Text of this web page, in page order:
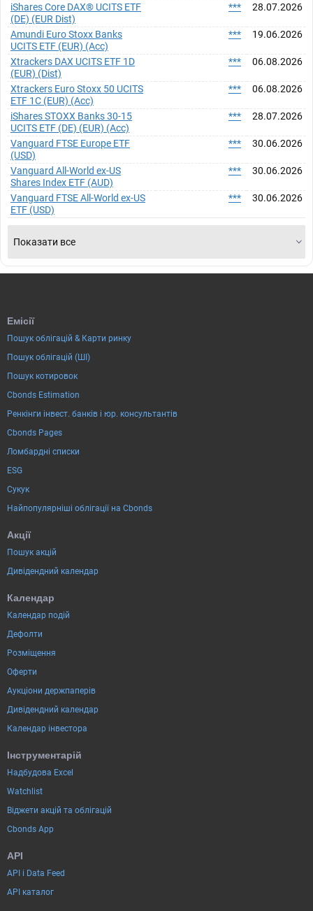
iShares Core DAX® UCITS ETF
(DE) (EUR Dist)
*** 28.07.2026
Amundi Euro Stoxx Banks
UCITS ETF (EUR) (Acc)
*** 19.06.2026
Xtrackers DAX UCITS ETF 1D
(EUR) (Dist)
*** 06.08.2026
Xtrackers Euro Stoxx 50 UCITS
ETF 1C (EUR) (Acc)
*** 06.08.2026
iShares STOXX Banks 30-15
UCITS ETF (DE) (EUR) (Acc)
*** 28.07.2026
Vanguard FTSE Europe ETF
(USD)
*** 30.06.2026
Vanguard All-World ex-US
Shares Index ETF (AUD)
*** 30.06.2026
Vanguard FTSE All-World ex-US
ETF (USD)
*** 30.06.2026
Показати все
Емісії
Пошук облігацій & Карти ринку
Пошук облігацій (ШІ)
Пошук котировок
Cbonds Estimation
Ренкінги інвест. банків і юр. консультантів
Cbonds Pages
Ломбардні списки
ESG
Сукук
Найпопулярніші облігації на Cbonds
Акції
Пошук акцій
Дивідендний календар
Календар
Календар подій
Дефолти
Розміщення
Оферти
Аукціони держпаперів
Дивідендний календар
Календар інвестора
Інструментарій
Надбудова Excel
Watchlist
Віджети акцій та облігацій
Cbonds App
API
API і Data Feed
API каталог